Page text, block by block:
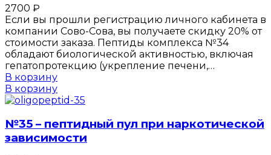
2700 ₽
Если вы прошли регистрацию личного кабинета в
компании Сово-Сова, вы получаете скидку 20% от
стоимости заказа. Пептиды комплекса №34
обладают биологической активностью, включая
гепатопротекцию (укрепление печени,…
В корзину
В корзину
№35 – пептидный пул при наркотической
зависимости